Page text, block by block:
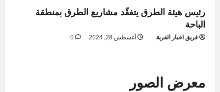
رئيس هيئة الطرق يتفقّد مشاريع الطرق بمنطقة
الباحة
فريق اخبار القرية أغسطس 28, 2024 0
معرض الصور